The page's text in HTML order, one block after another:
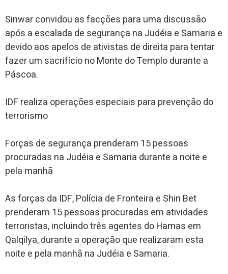
Sinwar convidou as facções para uma discussão
após a escalada de segurança na Judéia e Samaria e
devido aos apelos de ativistas de direita para tentar
fazer um sacrifício no Monte do Templo durante a
Páscoa.
IDF realiza operações especiais para prevenção do
terrorismo
Forças de segurança prenderam 15 pessoas
procuradas na Judéia e Samaria durante a noite e
pela manhã
As forças da IDF, Polícia de Fronteira e Shin Bet
prenderam 15 pessoas procuradas em atividades
terroristas, incluindo três agentes do Hamas em
Qalqilya, durante a operação que realizaram esta
noite e pela manhã na Judéia e Samaria.